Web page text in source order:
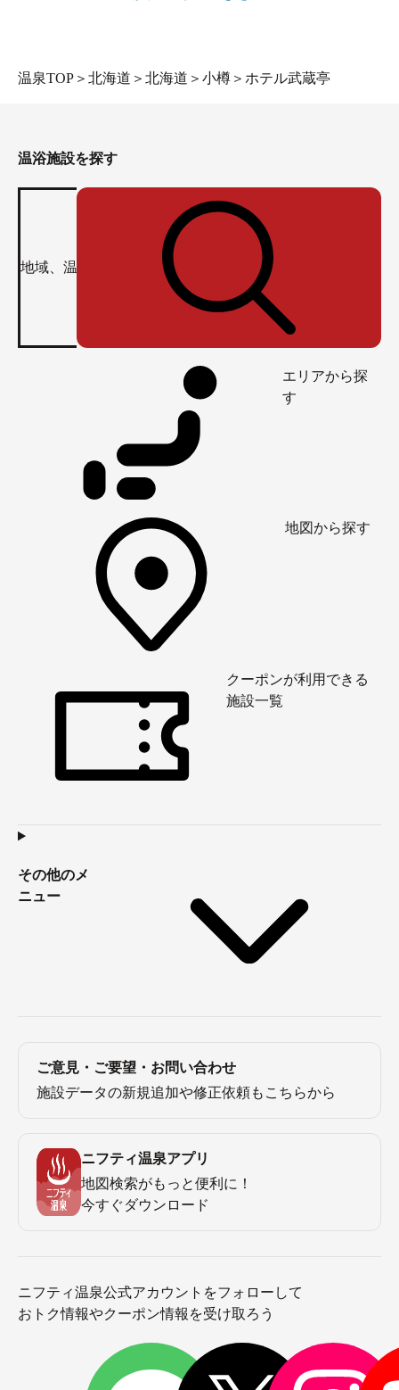
温泉TOP ＞ 北海道 ＞ 北海道 ＞ 小樽 ＞ ホテル武蔵亭
温浴施設を探す
エリアから探
す
地図から探す
クーポンが利用できる
施設一覧
その他のメ
ニュー
ご意見・ご要望・お問い合わせ
施設データの新規追加や修正依頼もこちらから
ニフティ温泉アプリ
地図検索がもっと便利に！
今すぐダウンロード
ニフティ温泉公式アカウントをフォローして
おトク情報やクーポン情報を受け取ろう